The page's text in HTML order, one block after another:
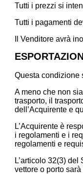
Tutti i prezzi si
Tutti i pagamenti
Il Venditore avrà
Questa condizione
A meno che non
trasporto, il
dell’Acquirente e
L’Acquirente è
i regolamenti e i
regolamenti e
L’articolo 32(3)
vettore o porto